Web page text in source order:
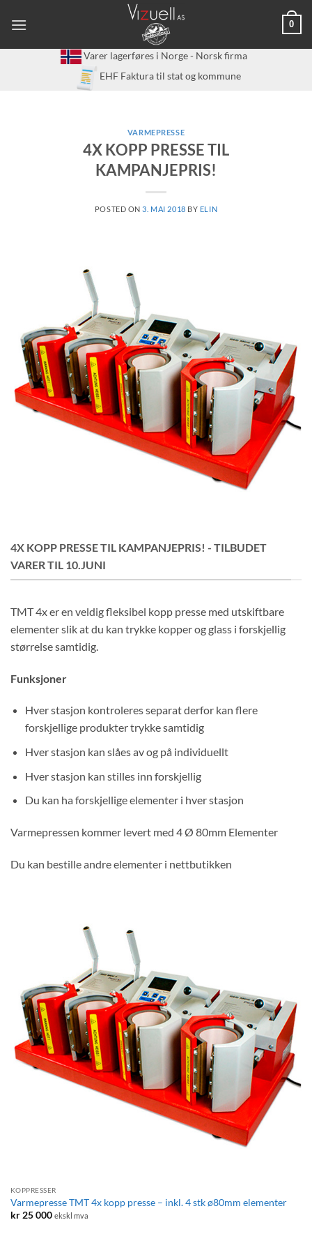
0
Varer lagerføres i Norge - Norsk firma
EHF Faktura til stat og kommune
VARMEPRESSE
4X KOPP PRESSE TIL
KAMPANJEPRIS!
POSTED ON3. MAI 2018 BY ELIN
4X KOPP PRESSE TIL KAMPANJEPRIS! - TILBUDET
VARER TIL 10.JUNI
TMT 4x er en veldig fleksibel kopp presse med utskiftbare
elementer slik at du kan trykke kopper og glass i forskjellig
størrelse samtidig.
Funksjoner
Hver stasjon kontroleres separat derfor kan flere
forskjellige produkter trykke samtidig
Hver stasjon kan slåes av og på individuellt
Hver stasjon kan stilles inn forskjellig
Du kan ha forskjellige elementer i hver stasjon
Varmepressen kommer levert med 4 Ø 80mm Elementer
Du kan bestille andre elementer i nettbutikken
KOPPRESSER
Varmepresse TMT 4x kopp presse – inkl. 4 stk ø80mm elementer
kr25 000 ekskl mva